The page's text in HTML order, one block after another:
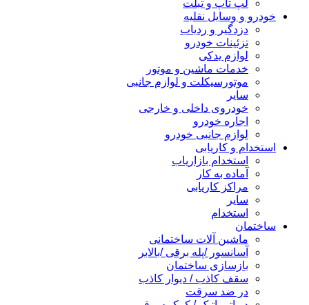
لپ تاپ و تبلت
خودرو و وسایل نقلیه
دزدگیر و ردیاب
تزئینات خودرو
لوازم یدکی
خدمات ماشین و موتور
موتورسیکلت و لوازم جانبی
سایر
خودروی داخلی و خارجی
اجاره خودرو
لوازم جانبی خودرو
استخدام و کاریابی
استخدام بازاریاب
آماده به کار
مراکز کاریابی
سایر
استخدام
ساختمان
ماشین آلات ساختمانی
آسانسور /پله برقی /بالابر
بازسازی ساختمان
سقف کاذب / دیوار کاذب
در ضد سرقت